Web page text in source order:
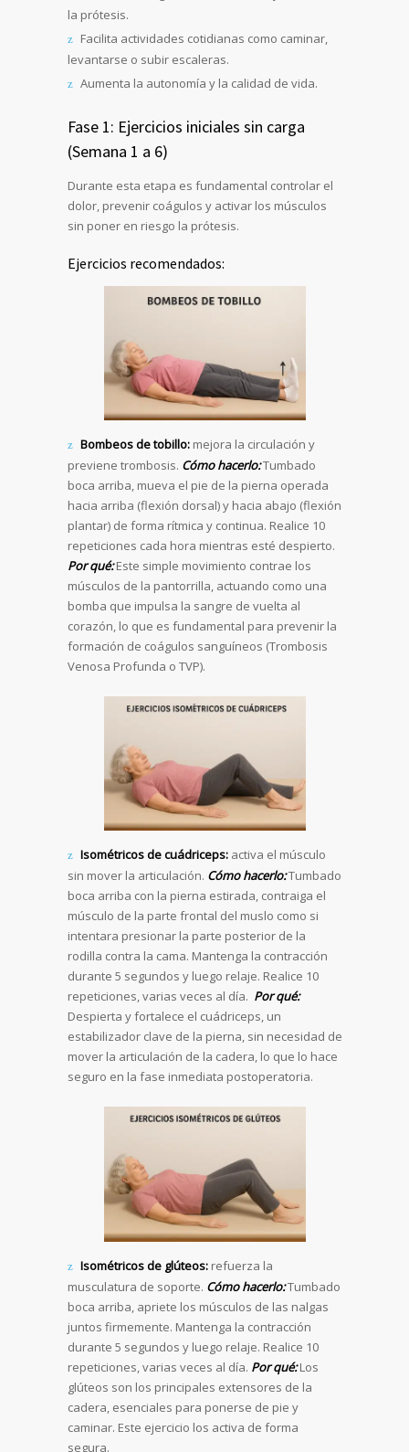
la prótesis.
Facilita actividades cotidianas como caminar,
levantarse o subir escaleras.
Aumenta la autonomía y la calidad de vida.
Fase 1: Ejercicios iniciales sin carga
(Semana 1 a 6)
Durante esta etapa es fundamental controlar el
dolor, prevenir coágulos y activar los músculos
sin poner en riesgo la prótesis.
Ejercicios recomendados:
Bombeos de tobillo: mejora la circulación y
previene trombosis. Cómo hacerlo:Tumbado
boca arriba, mueva el pie de la pierna operada
hacia arriba (flexión dorsal) y hacia abajo (flexión
plantar) de forma rítmica y continua. Realice 10
repeticiones cada hora mientras esté despierto.
Por qué:Este simple movimiento contrae los
músculos de la pantorrilla, actuando como una
bomba que impulsa la sangre de vuelta al
corazón, lo que es fundamental para prevenir la
formación de coágulos sanguíneos (Trombosis
Venosa Profunda o TVP).
Isométricos de cuádriceps: activa el músculo
sin mover la articulación. Cómo hacerlo:Tumbado
boca arriba con la pierna estirada, contraiga el
músculo de la parte frontal del muslo como si
intentara presionar la parte posterior de la
rodilla contra la cama. Mantenga la contracción
durante 5 segundos y luego relaje. Realice 10
repeticiones, varias veces al día. Por qué:
Despierta y fortalece el cuádriceps, un
estabilizador clave de la pierna, sin necesidad de
mover la articulación de la cadera, lo que lo hace
seguro en la fase inmediata postoperatoria.
Isométricos de glúteos: refuerza la
musculatura de soporte. Cómo hacerlo:Tumbado
boca arriba, apriete los músculos de las nalgas
juntos firmemente. Mantenga la contracción
durante 5 segundos y luego relaje. Realice 10
repeticiones, varias veces al día. Por qué:Los
glúteos son los principales extensores de la
cadera, esenciales para ponerse de pie y
caminar. Este ejercicio los activa de forma
segura.